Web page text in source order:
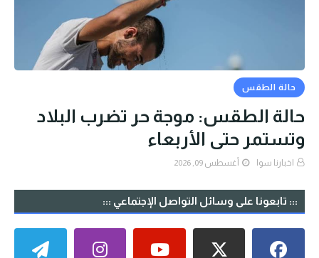
حالة الطقس
حالة الطقس: موجة حر تضرب البلاد
وتستمر حتى الأربعاء
اخبارنا سوا أغسطس 09, 2026
::: تابعونا على وسائل التواصل الإجتماعي :::